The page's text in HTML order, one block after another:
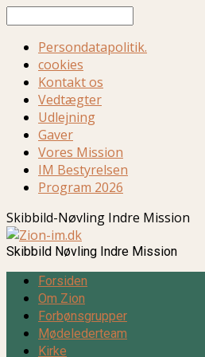
Persondatapolitik.
cookies
Kontakt os
Vedtægter
Udlejning
Gaver
Vores Mission
IM Bestyrelsen
Program 2026
Skibbild-Nøvling Indre Mission
Skibbild Nøvling Indre Mission
Forsiden
Om Zion
Forbønsgrupper
Mødelederteam
Kirke